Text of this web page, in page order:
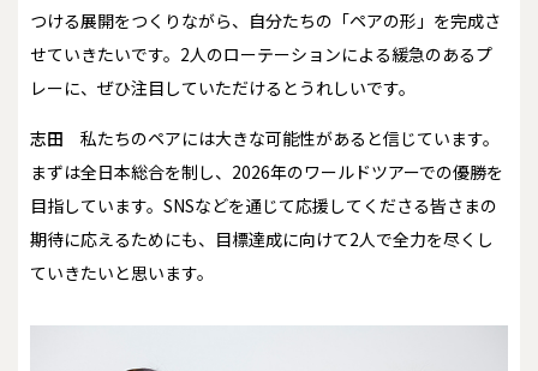
つける展開をつくりながら、自分たちの「ペアの形」を完成さ
せていきたいです。2人のローテーションによる緩急のあるプ
レーに、ぜひ注目していただけるとうれしいです。
志田
私たちのペアには大きな可能性があると信じています。
まずは全日本総合を制し、2026年のワールドツアーでの優勝を
目指しています。SNSなどを通じて応援してくださる皆さまの
期待に応えるためにも、目標達成に向けて2人で全力を尽くし
ていきたいと思います。